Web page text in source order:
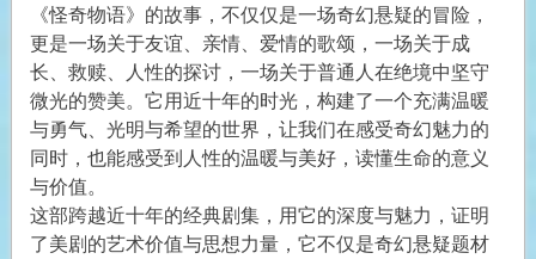
《怪奇物语》的故事，不仅仅是一场奇幻悬疑的冒险，
更是一场关于友谊、亲情、爱情的歌颂，一场关于成
长、救赎、人性的探讨，一场关于普通人在绝境中坚守
微光的赞美。它用近十年的时光，构建了一个充满温暖
与勇气、光明与希望的世界，让我们在感受奇幻魅力的
同时，也能感受到人性的温暖与美好，读懂生命的意义
与价值。
这部跨越近十年的经典剧集，用它的深度与魅力，证明
了美剧的艺术价值与思想力量，它不仅是奇幻悬疑题材